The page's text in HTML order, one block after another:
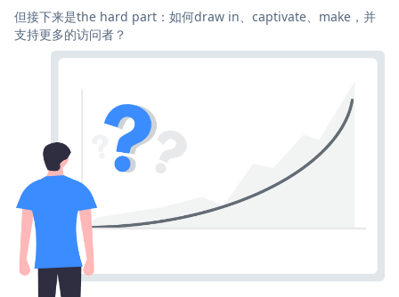
但接下来是the hard part：如何draw in、captivate、make，并
支持更多的访问者？